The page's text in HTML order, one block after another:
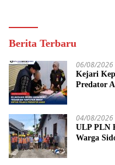
Berita Terbaru
06/08/2026
Kejari
Predator
04/08/2026
ULP PLN
Warga